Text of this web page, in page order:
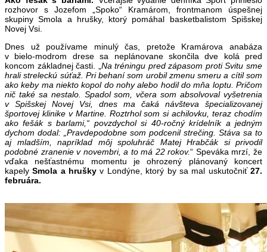
rozhovor s Jozefom „Spoko“ Kramárom, frontmanom úspešnej
skupiny Smola a hrušky, ktorý pomáhal basketbalistom Spišskej
Novej Vsi.
Dnes už používame minulý čas, pretože Kramárova anabáza
v bielo-modrom drese sa neplánovane skončila dve kolá pred
koncom základnej časti. „ Na tréningu pred zápasom proti Svitu sme
hrali streleckú súťaž. Pri behaní som urobil zmenu smeru a cítil som
ako keby ma niekto kopol do nohy alebo hodil do mňa loptu. Pričom
nič také sa nestalo. Spadol som, včera som absolvoval vyšetrenia
v Spišskej Novej Vsi, dnes ma čaká návšteva špecializovanej
športovej klinike v Martine. Roztrhol som si achilovku, teraz chodím
ako fešák s barlami,“ povzdychol si 40-ročný krídelník a jedným
dychom dodal:
„Pravdepodobne som podcenil strečing. Stáva sa to
aj mladším, napríklad môj spoluhráč Matej Hrabčák si privodil
podobné zranenie v novembri, a to má 22 rokov.“ Speváka mrzí, že
vďaka nešťastnému momentu je ohrozený plánovaný koncert
kapely Smola a hrušky v Londýne, ktorý by sa mal uskutočniť27.
februára.